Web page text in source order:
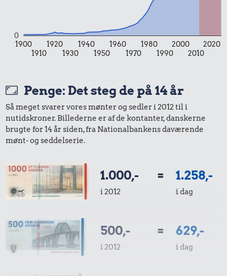
18 kr.
Pilsner
Samlet pris i 2026
Udvalgte varer fra danskernes indkøbskurv gennem tiderne.
Priser i nutidskroner er estimeret af Oldmoney. Priser i
datidskroner er på baggrund af forbrugerprisindekset fra
1900
1910
1920
1930
1940
1950
1960
1970
1980
1990
2000
2010
2020
0
Penge: Det steg de på 14 år
Så meget svarer vores mønter og sedler i 2012 til i
nutidskroner. Billederne er af de kontanter, danskerne
brugte for 14 år siden, fra Nationalbankens daværende
mønt- og seddelserie.
1.000,-
i 2012
= 1.258,-
i dag
500,-
i 2012
= 629,-
i dag